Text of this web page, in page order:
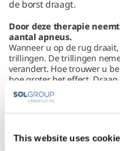
This website uses
de borst draagt.
Door deze therapie
aantal apneus.
Wanneer u op de rug
trillingen. De trillingen
verandert. Hoe trouwer u
hoe groter het effect.
bij elk slaapmoment.
instructievideo'sover